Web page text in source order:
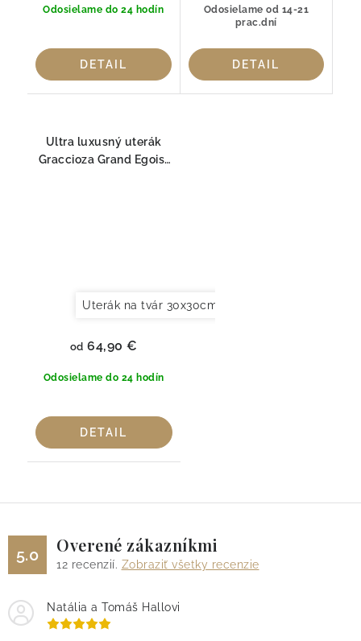
Odosielame do 24 hodín
DETAIL
Odosielame od 14-21
prac.dní
DETAIL
Ultra luxusný uterák
Graccioza Grand Egoist
Uterák na tvár 30x30cm
Odosielame do 24 hodín
od 64,90 €
DETAIL
5.0 Overené zákazníkmi
12 recenzií. Zobraziť všetky recenzie
Natália a Tomáš Hallovi